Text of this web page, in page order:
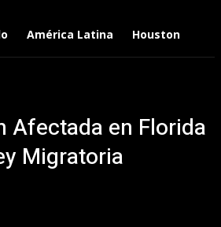
América Latina Houston
Afectada en Florida
Migratoria